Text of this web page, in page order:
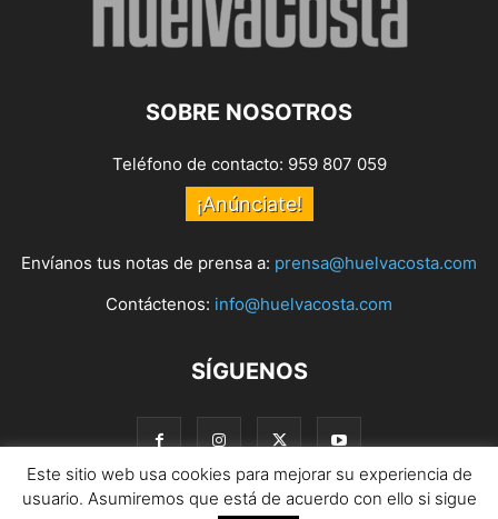
SOBRE NOSOTROS
Teléfono de contacto: 959 807 059
¡Anúnciate!
Envíanos tus notas de prensa a: prensa@huelvacosta.com
Contáctenos: info@huelvacosta.com
SÍGUENOS
Este sitio web usa cookies para mejorar su experiencia de
usuario. Asumiremos que está de acuerdo con ello si sigue